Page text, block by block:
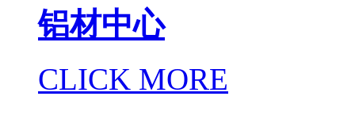
铝材中心
CLICK MORE